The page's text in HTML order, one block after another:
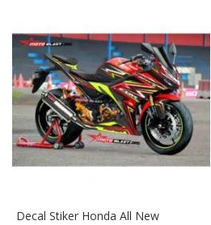
Decal Stiker Honda All New